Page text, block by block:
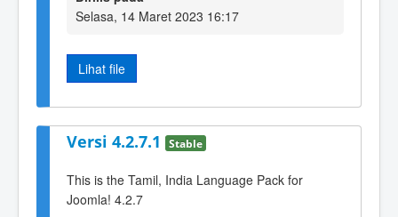
Selasa, 14 Maret 2023 16:17
Lihat file
Versi 4.2.7.1 Stable
This is the Tamil, India Language Pack for
Joomla! 4.2.7